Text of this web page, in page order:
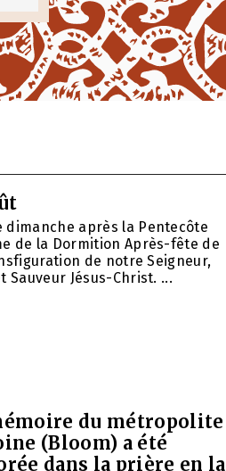
dimanche après la Pentecôte
de la Dormition Après-fête de
de notre Seigneur,
Sauveur Jésus-Christ. ...
du métropolite
(Bloom) a été
dans la prière en la